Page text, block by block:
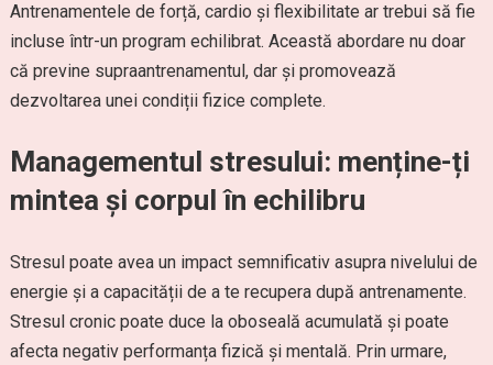
Antrenamentele de forță, cardio și flexibilitate ar trebui să fie
incluse într-un program echilibrat. Această abordare nu doar
că previne supraantrenamentul, dar și promovează
dezvoltarea unei condiții fizice complete.
Managementul stresului: menține-ți
mintea și corpul în echilibru
Stresul poate avea un impact semnificativ asupra nivelului de
energie și a capacității de a te recupera după antrenamente.
Stresul cronic poate duce la oboseală acumulată și poate
afecta negativ performanța fizică și mentală. Prin urmare,